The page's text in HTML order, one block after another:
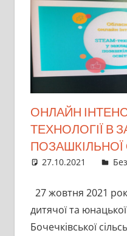
ОНЛАЙН
ТЕХНОЛОГІЇ В
ПОЗАШКІЛЬНОЇ
27.10.2021
27 жовтня 2021
дитячої та
Бочечківської